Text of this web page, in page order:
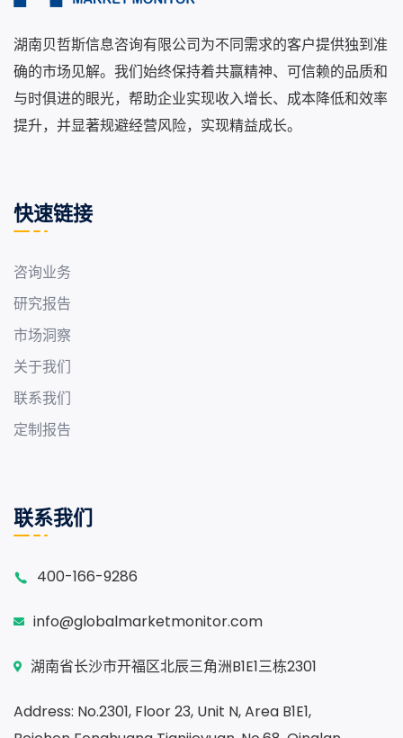
湖南贝哲斯信息咨询有限公司为不同需求的客户提供独到准
确的市场见解。我们始终保持着共赢精神、可信赖的品质和
与时俱进的眼光，帮助企业实现收入增长、成本降低和效率
提升，并显著规避经营风险，实现精益成长。
快速链接
咨询业务
研究报告
市场洞察
关于我们
联系我们
定制报告
联系我们
400-166-9286
info@globalmarketmonitor.com
湖南省长沙市开福区北辰三角洲B1E1三栋2301
Address: No.2301, Floor 23, Unit N, Area B1E1,